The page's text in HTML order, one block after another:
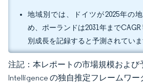
地域別では、ドイツが2025年の
め、ポーランドは2031年までCAGR
別成長を記録すると予測されていま
注記：本レポートの市場規模および
Intelligence の独自推定フレームワ